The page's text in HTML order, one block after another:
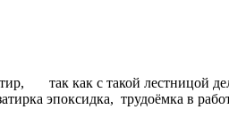
так как с такой
эпоксидка, трудоёмка в